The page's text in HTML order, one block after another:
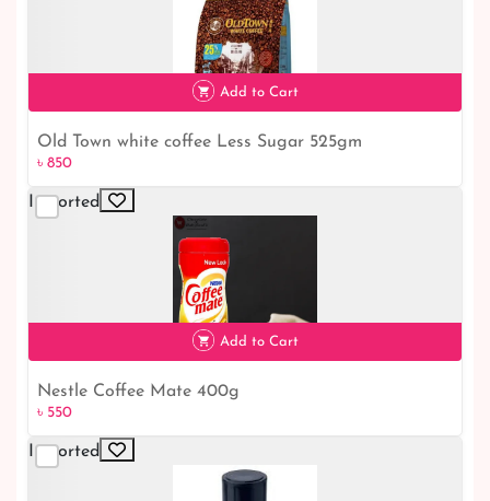
৳ 850
Add to Cart
Old Town white coffee Less Sugar 525gm
৳ 850
Imported
Add to Cart
Nestle Coffee Mate 400g
৳ 550
Imported